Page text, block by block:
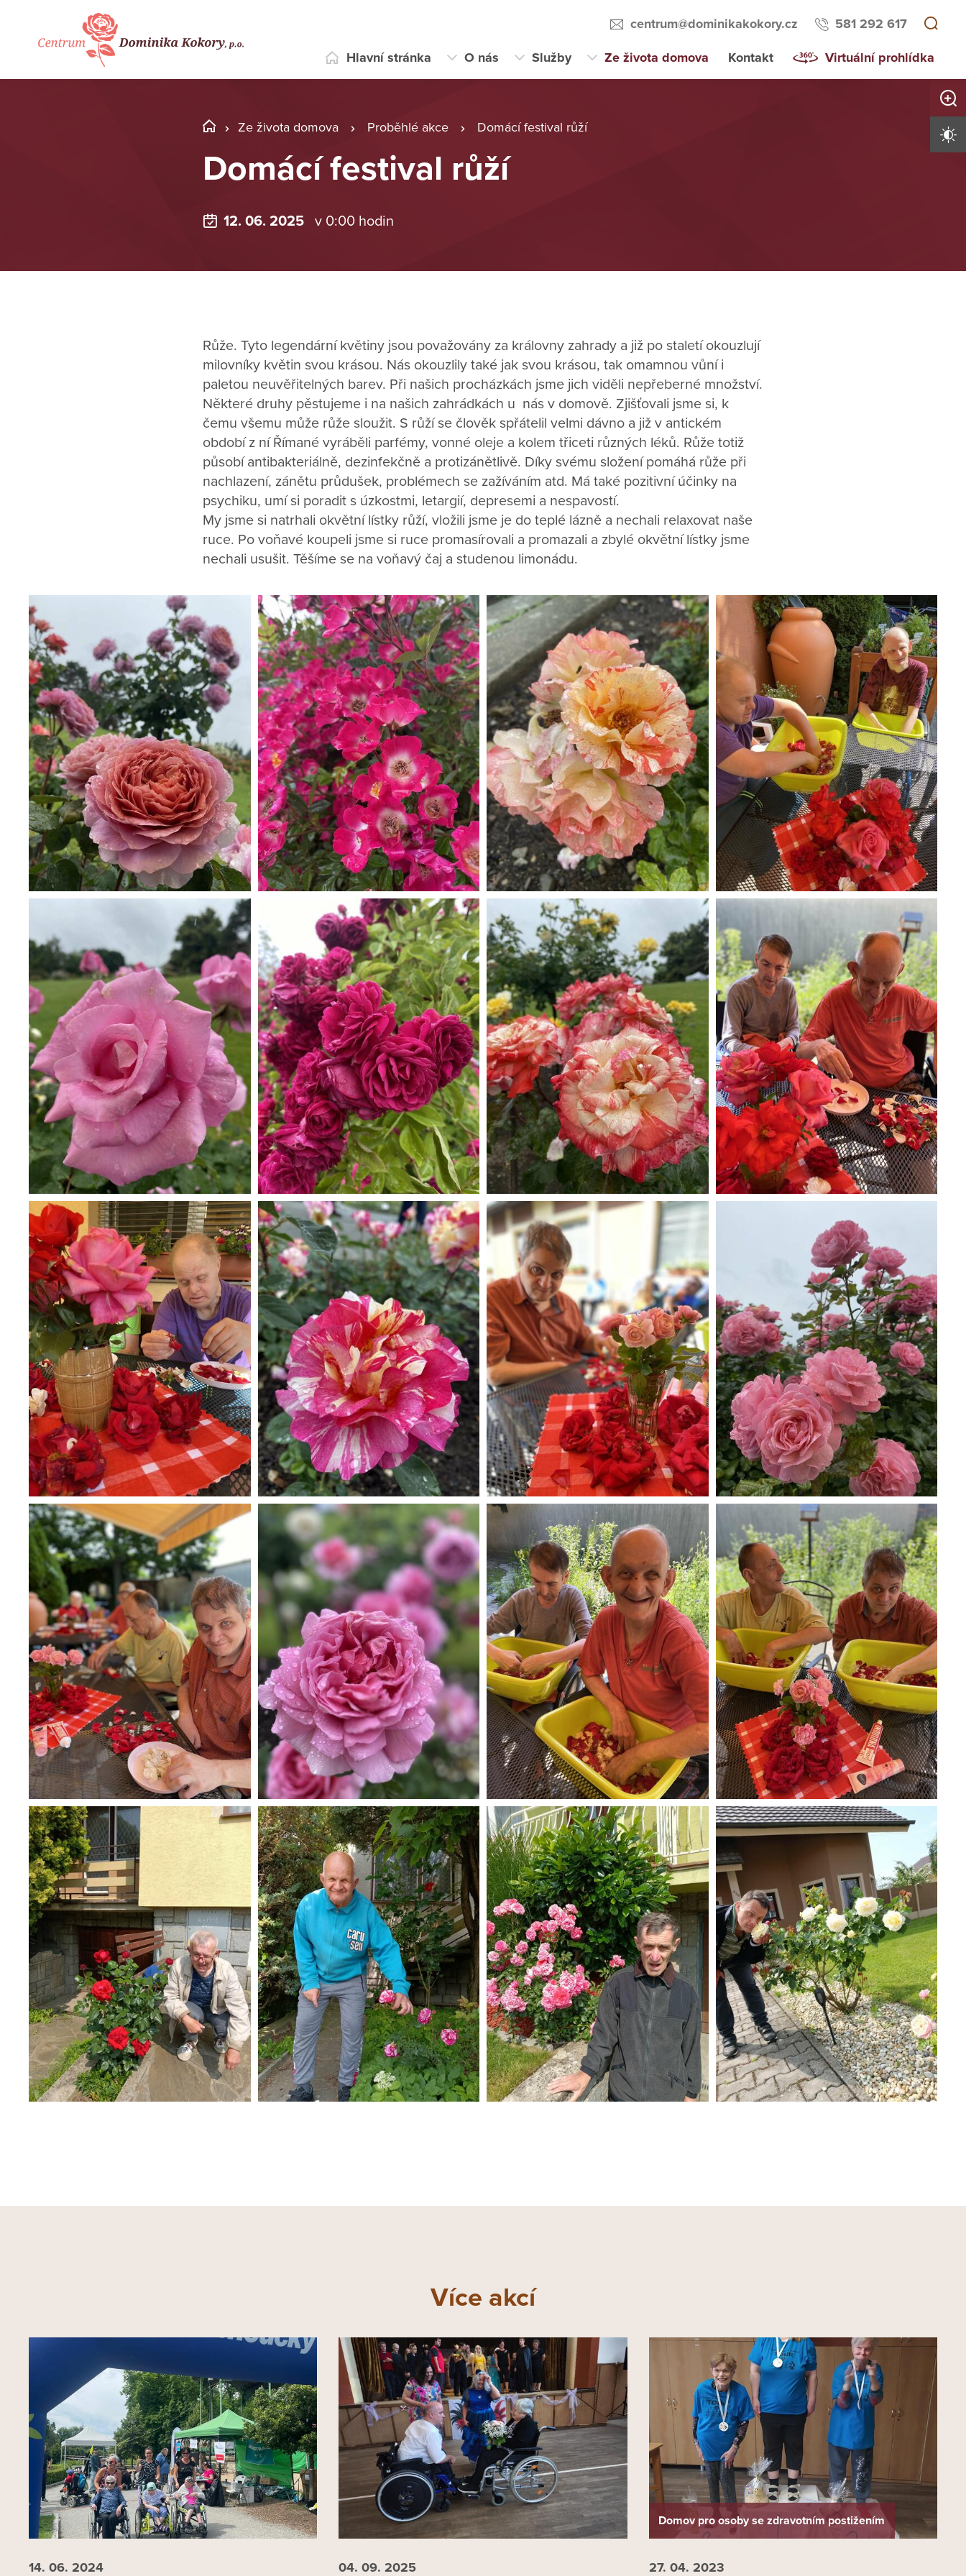
centrum@dominikakokory.cz 581 292 617
Hlavní stránka O nás Služby Ze života domova Kontakt Virtuální prohlídka
Ze života domova Proběhlé akce Domácí festival růží
Domácí festival růží
12. 06. 2025 v 0:00 hodin
Růže. Tyto legendární květiny jsou považovány za královny zahrady a již po staletí okouzlují
milovníky květin svou krásou. Nás okouzlily také jak svou krásou, tak omamnou vůní i
paletou neuvěřitelných barev. Při našich procházkách jsme jich viděli nepřeberné množství.
Některé druhy pěstujeme i na našich zahrádkách u nás v domově. Zjišťovali jsme si, k
čemu všemu může růže sloužit. S růží se člověk spřátelil velmi dávno a již v antickém
období z ní Římané vyráběli parfémy, vonné oleje a kolem třiceti různých léků. Růže totiž
působí antibakteriálně, dezinfekčně a protizánětlivě. Díky svému složení pomáhá růže při
nachlazení, zánětu průdušek, problémech se zažíváním atd. Má také pozitivní účinky na
psychiku, umí si poradit s úzkostmi, letargií, depresemi a nespavostí.
My jsme si natrhali okvětní lístky růží, vložili jsme je do teplé lázně a nechali relaxovat naše
ruce. Po voňavé koupeli jsme si ruce promasírovali a promazali a zbylé okvětní lístky jsme
nechali usušit. Těšíme se na voňavý čaj a studenou limonádu.
Více akcí
14. 06. 2024 04. 09.2025
Domov pro osoby se zdravotním postižením
27. 04. 2023